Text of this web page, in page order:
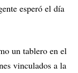
esperó el día
un tablero en el
vinculados a la